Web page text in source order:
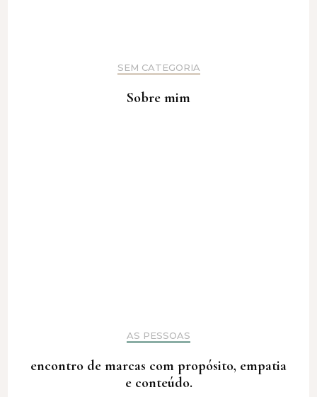
SEM CATEGORIA
Sobre mim
AS PESSOAS
encontro de marcas com propósito, empatia
e conteúdo.